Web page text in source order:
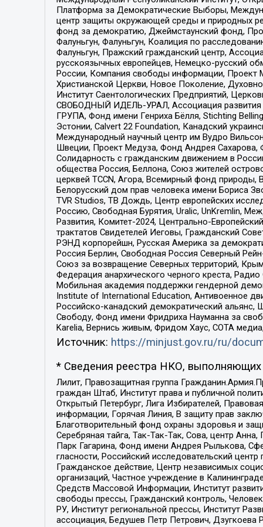
Платформа за Демократические Выборы,
центр защиты окружающей среды и природных
фонд за демократию, Джеймстаунский фонд,
Фалуньгун, Фалуньгун, Коалиция по
Фалуньгун, Пражский гражданский центр,
русскоязычных европейцев, Немецко-русский
России, Компания свободы информации, Проект
Христианской Церкви, Новое Поколение,
Институт Саентологических Предприятий,
СВОБОДНЫЙ ИДЕЛЬ-УРАЛ, Ассоциация развития
ГРУПА, Фонд имени Генриха Бёлля, Stichting
Эстонии, Calvert 22 Foundation, Канадский
Международный научный центр им Вудро
Швеции, Проект Медуза, Фонд Андрея Сахарова,
Солидарность с гражданским движением в
общества Россия, Беллона, Союз жителей
церквей TCCN, Агора, Всемирный фонд природы,
Белорусский дом прав человека имени Бориса
TVR Studios, ТВ Дождь, Центр европейских
Россию, Свободная Бурятия, Uralic, UnKremlin,
Развития, Комитет-2024, Центрально-
трактатов Свидетелей Иеговы, Гражданский
РЭНД корпорейшн, Русская Америка за
Россия Берлин, Свободная Россия Северный
Союз за возвращение Северных территорий,
Федерация анархического черного креста,
Мобильная академия поддержки гендерной
Institute of International Education, Антивоенное
Российско-канадский демократический
Свободу, Фонд имени Фридриха Науманна за
Karelia, Вернись живым, Фридом Хаус, СОТА
Источник: https://minjust.gov.ru/ru/
* Сведения реестра НКО, выполняющих
Лилит, Правозащитная группа
граждан Штаб, Институт права и публичной
Открытый Петербург, Лига Избирателей,
информации, Горячая Линия, В защиту прав
Благотворительный фонд охраны здоровья и
Серебряная тайга, Так-Так-Так, Сова, центр
Парк Гагарина, Фонд имени Андрея Рылькова,
гласности, Российский исследовательский
Гражданское действие, Центр независимых
организаций, Частное учреждение в
Средств Массовой Информации, Институт
свободы прессы, Гражданский контроль,
РУ, Институт региональной прессы, Институт
ассоциация, Бедушев Петр Петрович,